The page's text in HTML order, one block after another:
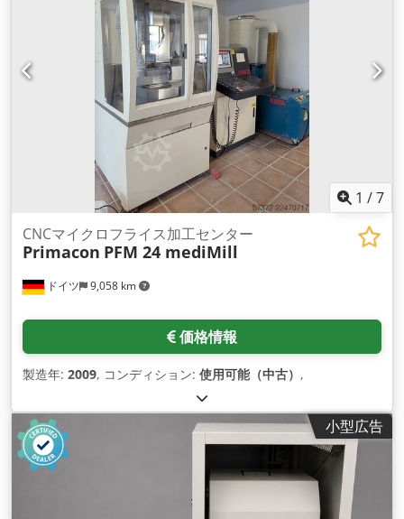
1 /7
ドイツ 9,058 km
CNCマイクロフライス加工センター
Primacon PFM 24 mediMill
価格情報
製造年: 2009, コンディション: 使用可能（中古） ,
小型広告